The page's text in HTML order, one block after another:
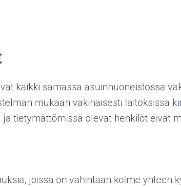
kaikki samassa asuinhuoneistossa
mukaan vakinaisesti laitoksissa
tietymättömissä olevat henkilöt eivät
joissa on vähintään kolme yhteen